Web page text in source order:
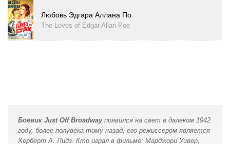
Любовь Эдгара Аллана По
The Loves of Edgar Allan Poe
Боевик Just Off Broadwayпоявился на свет в далеком 1942
году, более полувека тому назад, его режиссером является
Херберт А. Лидз. Кто играл в фильме: Марджори Уивер,